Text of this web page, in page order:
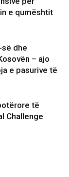
e qumështit
së dhe
– ajo
e pasurive të
të
Challenge